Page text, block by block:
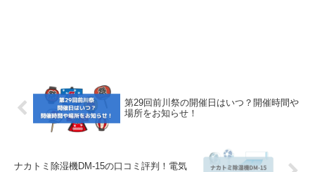
第29回前川祭の開催日はいつ？開催時間や
場所をお知らせ！
ナカトミ除湿機DM-15の口コミ評判！電気